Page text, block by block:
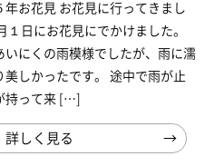
お花見 お花見に行ってきまし
１日にお花見にでかけました。
いにくの雨模様でしたが、雨に濡
美しかったです。 途中で雨が止
持って来 […]
詳しく見る